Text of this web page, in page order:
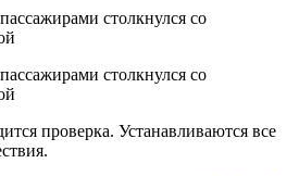
проверка. Устанавливаются все